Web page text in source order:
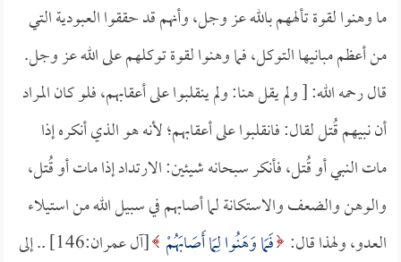
ما وهنوا لقوة تألههم بالله عز وجل، وأنهم قد حققوا العبودية التي
من أعظم مبانيها التوكل، فما وهنوا لقوة توكلهم على الله عز وجل.
قال رحمه الله: [ ولم يقل هنا: ولم ينقلبوا على أعقابهم، فلو كان المراد
أن نبيهم قُتل لقال: فانقلبوا على أعقابهم؛ لأنه هو الذي أنكره إذا
مات النبي أو قُتل، فأنكر سبحانه شيئين: الارتداد إذا مات أو قُتل،
والوهن والضعف والاستكانة لما أصابهم في سبيل الله من استيلاء
العدو، ولهذا قال: فَمَا وَهَنُوا لِمَا أَصَابَهُمْ
[آل عمران:146] .. إلى